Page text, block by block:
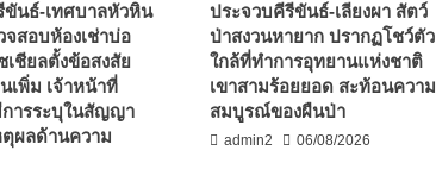
ขันธ์-เทศบาลหัวหิน
จสอบห้องเช่าบ่อ
เชียลตั้งข้อสงสัย
นเพิ่ม เจ้าหน้าที่
ารระบุในสัญญา
ตุผลด้านความ
ประจวบคีรีขันธ์-เลียงผา สัตว์
ป่าสงวนหายาก ปรากฏโชว์ตัว
ใกล้ที่ทำการอุทยานแห่งชาติ
เขาสามร้อยยอด สะท้อนความ
สมบูรณ์ของผืนป่า
admin2 06/08/2026